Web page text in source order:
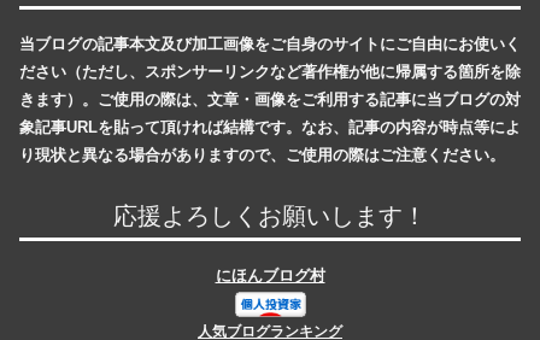
当ブログの記事本文及び加工画像をご自身のサイトにご自由にお使いく
ださい（ただし、スポンサーリンクなど著作権が他に帰属する箇所を除
きます）。ご使用の際は、文章・画像をご利用する記事に当ブログの対
象記事URLを貼って頂ければ結構です。なお、記事の内容が時点等によ
り現状と異なる場合がありますので、ご使用の際はご注意ください。
応援よろしくお願いします！
にほんブログ村
人気ブログランキング